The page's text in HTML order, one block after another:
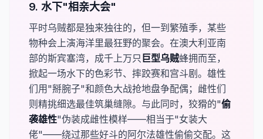
9. 水下"相亲大会"
平时乌贼都是独来独往的，但一到繁殖季，某些
物种会上演海洋里最狂野的聚会。在澳大利亚南
部的斯宾塞湾，成千上万只​ ​巨型乌贼蜂拥而至，
掀起一场水下的色彩节、摔跤赛和宫斗剧。雄性
们用"掰腕子"和颜色大战抢地盘争配偶；雌性们
则精挑细选最佳筑巢缝隙。与此同时，狡猾的"​偷
袭雄性​"伪装成雌性模样——相当于"女装大
佬"——绕过那些好斗的阿尔法雄性偷偷交配。这